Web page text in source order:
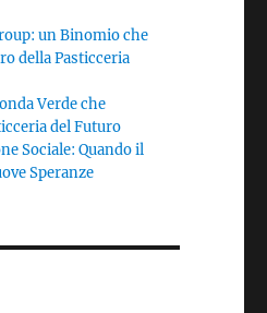
un Binomio che
della Pasticceria
Verde che
del Futuro
Sociale: Quando il
Speranze